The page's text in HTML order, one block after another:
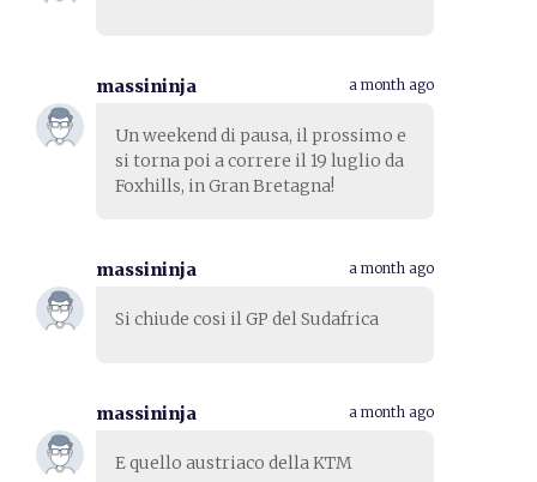
Un weekend di pausa, il prossimo e
si torna poi a correre il 19 luglio da
Foxhills, in Gran Bretagna!
a month ago
massininja
Si chiude cosi il GP del Sudafrica
a month ago
massininja
E quello austriaco della KTM
a month ago
massininja